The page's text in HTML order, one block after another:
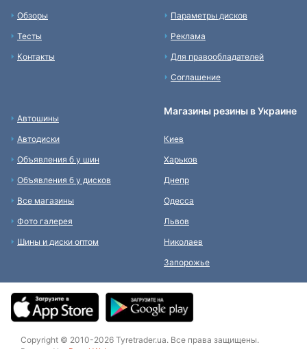
Обзоры
Тесты
Контакты
Параметры дисков
Реклама
Для правообладателей
Соглашение
Автошины
Автодиски
Объявления б у шин
Объявления б у дисков
Все магазины
Фото галерея
Шины и диски оптом
Магазины резины в Украине
Киев
Харьков
Днепр
Одесса
Львов
Николаев
Запорожье
Copyright © 2010-2026 Tyretrader.ua. Все права защищены.